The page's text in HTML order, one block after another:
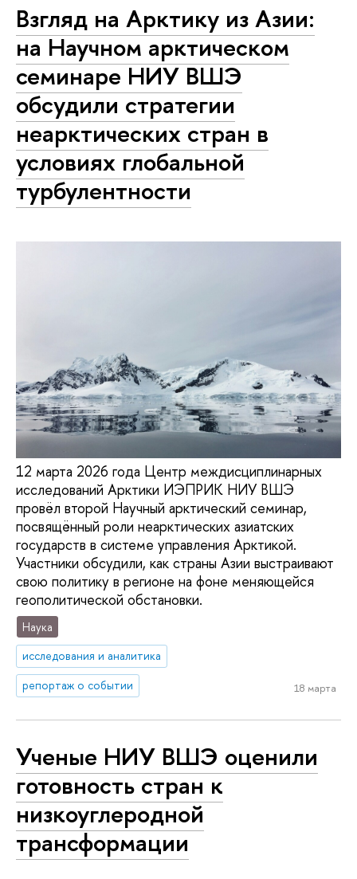
Взгляд на Арктику из Азии:
на Научном арктическом
семинаре НИУ ВШЭ
обсудили стратегии
неарктических стран в
условиях глобальной
турбулентности
12 марта 2026 года Центр междисциплинарных
исследований Арктики ИЭПРИК НИУ ВШЭ
провёл второй Научный арктический семинар,
посвящённый роли неарктических азиатских
государств в системе управления Арктикой.
Участники обсудили, как страны Азии выстраивают
свою политику в регионе на фоне меняющейся
геополитической обстановки.
Наука
исследования и аналитика
репортаж о событии
18 марта
Ученые НИУ ВШЭ оценили
готовность стран к
низкоуглеродной
трансформации